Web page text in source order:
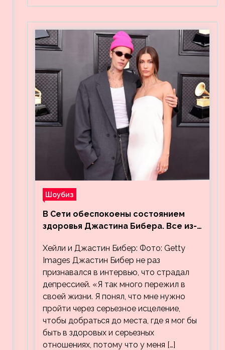
Шоубиз
В Сети обеспокоены состоянием
здоровья Джастина Бибера. Все из-
успокаивает Хейли
Хейли и Джастин Бибер: Фото: Getty
Images Джастин Бибер не раз
признавался в интервью, что страдал
депрессией. «Я так много пережил в
своей жизни. Я понял, что мне нужно
пройти через серьезное исцеление,
чтобы добраться до места, где я мог бы
быть в здоровых и серьезных
отношениях, потому что у меня […]